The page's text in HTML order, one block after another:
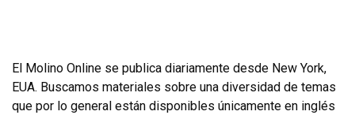
El Molino Online se publica diariamente desde New York,
EUA. Buscamos materiales sobre una diversidad de temas
que por lo general están disponibles únicamente en inglés